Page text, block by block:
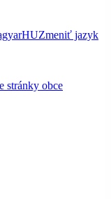
HUZmeniť jazyk
stránky obce